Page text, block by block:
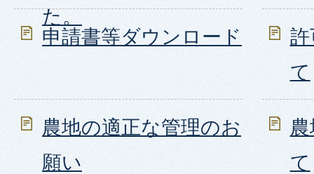
た。
申請書等ダウンロード
て
農地の適正な管理のお
願い
て